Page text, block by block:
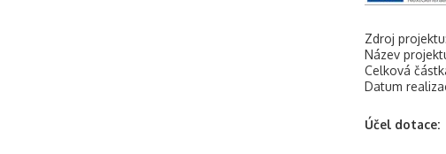
Zdroj
Název
Celková
Datum
Účel dotace: